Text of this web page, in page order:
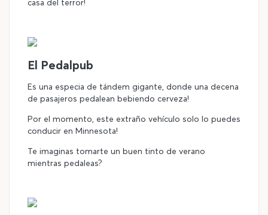
casa del terror!
El Pedalpub
Es una especia de tándem gigante, donde una decena
de pasajeros pedalean bebiendo cerveza!
Por el momento, este extraño vehículo solo lo puedes
conducir en Minnesota!
Te imaginas tomarte un buen tinto de verano
mientras pedaleas?